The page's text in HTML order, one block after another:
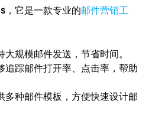
，它是一款专业的邮件营销工
大规模邮件发送，节省时间。
追踪邮件打开率、点击率，帮助
多种邮件模板，方便快速设计邮